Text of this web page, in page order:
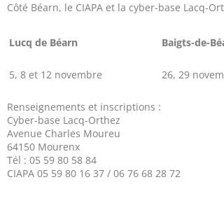
Côté Béarn, le CIAPA et la cyber-base Lacq-
Lucq de Béarn Baigts-de-
5, 8 et 12 novembre 26, 29
Renseignements et inscriptions :
Cyber-base Lacq-Orthez
Avenue Charles Moureu
64150 Mourenx
Tél : 05 59 80 58 84
CIAPA 05 59 80 16 37 / 06 76 68 28 72